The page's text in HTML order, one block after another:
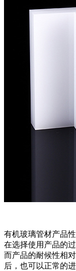
有机玻璃管材产品
在选择使用产品的
而产品的耐候性相
后，也可以正常的